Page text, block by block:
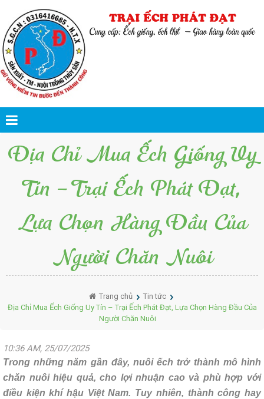
Địa Chỉ Mua Ếch Giống Uy
Tín – Trại Ếch Phát Đạt,
Lựa Chọn Hàng Đầu Của
Người Chăn Nuôi
Trang chủ
Tin tức
Địa Chỉ Mua Ếch Giống Uy Tín – Trại Ếch Phát Đạt, Lựa Chọn Hàng Đầu Của
Người Chăn Nuôi
10:36 AM, 25/07/2025
Trong những năm gần đây, nuôi ếch trở thành mô hình
chăn nuôi hiệu quả, cho lợi nhuận cao và phù hợp với
điều kiện khí hậu Việt Nam. Tuy nhiên, thành công hay